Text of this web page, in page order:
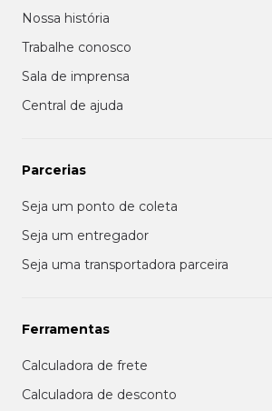
Nossa história
Trabalhe conosco
Sala de imprensa
Central de ajuda
Parcerias
Seja um ponto de coleta
Seja um entregador
Seja uma transportadora parceira
Ferramentas
Calculadora de frete
Calculadora de desconto